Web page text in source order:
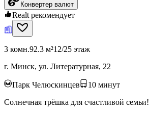
Конвертер валют
Realt рекомендует
3 комн.92.3 м²12/25 этаж
г. Минск, ул. Литературная, 22
Парк Челюскинцев 10 минут
Солнечная трёшка для счастливой семьи!